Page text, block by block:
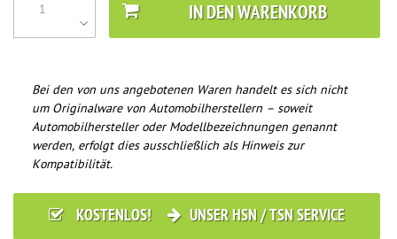
IN DEN WARENKORB
Bei den von uns angebotenen Waren handelt es sich nicht
um Originalware von Automobilherstellern – soweit
Automobilhersteller oder Modellbezeichnungen genannt
werden, erfolgt dies ausschließlich als Hinweis zur
Kompatibilität.
KOSTENLOS! UNSER HSN / TSN SERVICE